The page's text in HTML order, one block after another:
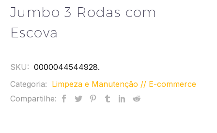
Jumbo 3 Rodas com
Escova
SKU: 0000044544928.
Categoria: Limpeza e Manutenção // E-commerce
Compartilhe: